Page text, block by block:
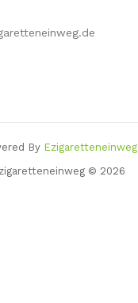
By Ezigaretteneinweg
© 2026